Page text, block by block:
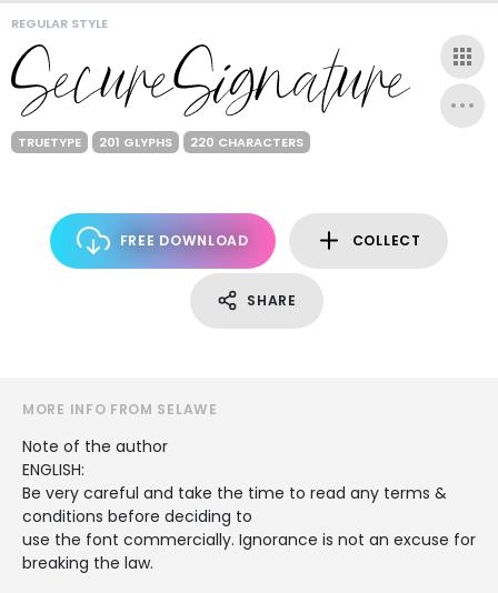
REGULAR STYLE
TRUETYPE 201 GLYPHS 220 CHARACTERS
FREE DOWNLOAD COLLECT
SHARE
MORE INFO FROM SELAWE
Note of the author
ENGLISH:
Be very careful and take the time to read any terms &
conditions before deciding to
use the font commercially. Ignorance is not an excuse for
breaking the law.